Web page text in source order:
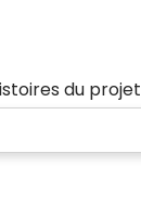
du projet